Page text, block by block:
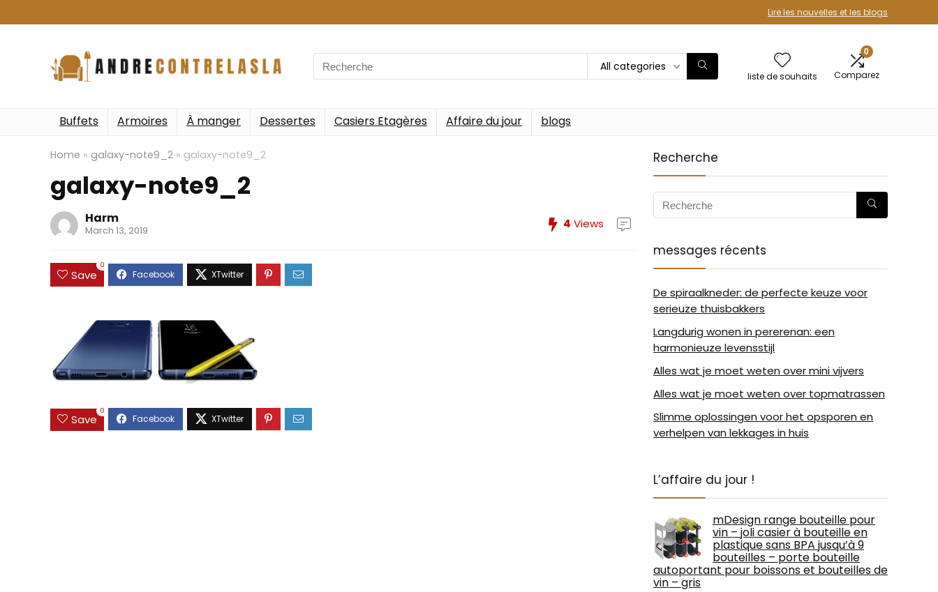
Lire les nouvelles et les blogs
Search
for:
All categories
liste de souhaits
0
Comparez
Buffets Armoires À manger Dessertes Casiers Etagères Affaire du jour blogs
Home » galaxy-note9_2 » galaxy-note9_2
galaxy-note9_2
Harm
March 13, 2019 4 Views
Save
0
Save
0
Recherche
messages récents
De spiraalkneder: de perfecte keuze voor
serieuze thuisbakkers
Langdurig wonen in pererenan: een
harmonieuze levensstijl
Alles wat je moet weten over mini vijvers
Alles wat je moet weten over topmatrassen
Slimme oplossingen voor het opsporen en
verhelpen van lekkages in huis
L’affaire du jour !
mDesign range bouteille pour
vin – joli casier à bouteille en
plastique sans BPA jusqu’à 9
bouteilles – porte bouteille
autoportant pour boissons et bouteilles de
vin – gris